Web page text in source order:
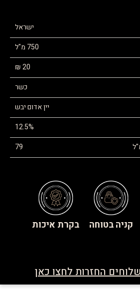
ישראל
750 מ"ל
20 ₪
כשר
יין אדום יבש
12.5%
79
קניה בטוחה בקרת איכות
החזרות לחצו כאן